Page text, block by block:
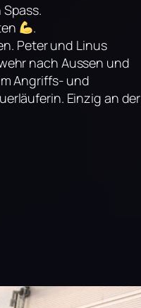
.
Peter und Linus
nach Aussen und
Angriffs- und
Einzig an der